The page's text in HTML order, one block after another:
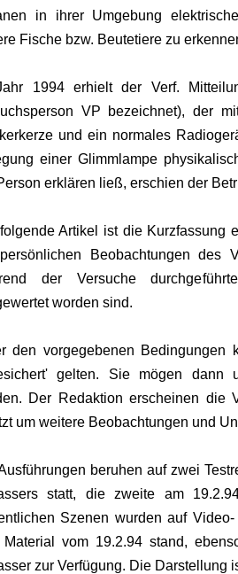
in ihrer Umgebung
Fische bzw. Beutetiere zu
1994 erhielt der Verf.
VP bezeichnet), der
und ein normales
einer Glimmlampe
erklären ließ, erschien der
Artikel ist die Kurzfassung
Beobachtungen des
der Ver­suche
worden sind.
den vorgegebenen Bedingungen
gelten. Sie mögen dann
Der Redaktion erscheinen die
um weitere Beobachtungen und
beruhen auf zwei
statt, die zweite am
Szenen wurden auf
Material vom 19.2.94 stand,
zur Verfügung. Die Darstellung